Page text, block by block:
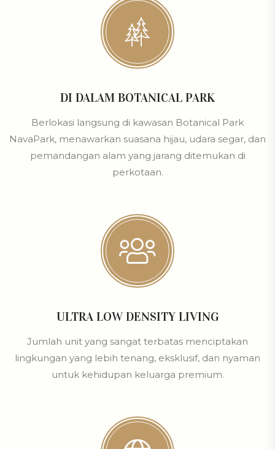
DI DALAM BOTANICAL PARK
Berlokasi langsung di kawasan Botanical Park
NavaPark, menawarkan suasana hijau, udara segar, dan
pemandangan alam yang jarang ditemukan di
perkotaan.
ULTRA LOW DENSITY LIVING
Jumlah unit yang sangat terbatas menciptakan
lingkungan yang lebih tenang, eksklusif, dan nyaman
untuk kehidupan keluarga premium.